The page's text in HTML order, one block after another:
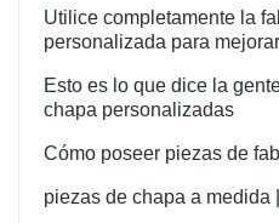
Utilice completamente la
personalizada para
Esto es lo que dice la
chapa personalizadas
Cómo poseer piezas de
piezas de chapa a medida